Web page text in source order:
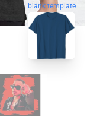
blank template